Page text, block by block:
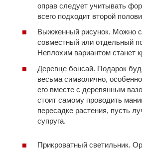
оправ следует учитывать
всего подходит второй
Выжженный рисунок. Можно
совместный или отдельный
Неплохим вариантом станет
Деревце бонсай. Подарок
весьма символично,
его вместе с деревянным
стоит самому проводить
пересадке растения, пусть
супруга.
Прикроватный​ светильник.